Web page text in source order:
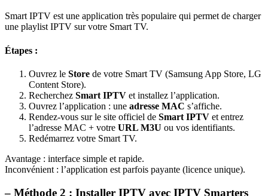
Smart IPTV est une application très populaire qui permet de charger
une playlist IPTV sur votre Smart TV.
Étapes :
Ouvrez le Store de votre Smart TV (Samsung App Store, LG
Content Store).
Recherchez Smart IPTV et installez l’application.
Ouvrez l’application : une adresse MAC s’affiche.
Rendez-vous sur le site officiel de Smart IPTV et entrez
l’adresse MAC + votre URL M3U ou vos identifiants.
Redémarrez votre Smart TV.
Avantage : interface simple et rapide.
Inconvénient : l’application est parfois payante (licence unique).
– Méthode 2 : Installer IPTV avec IPTV Smarters